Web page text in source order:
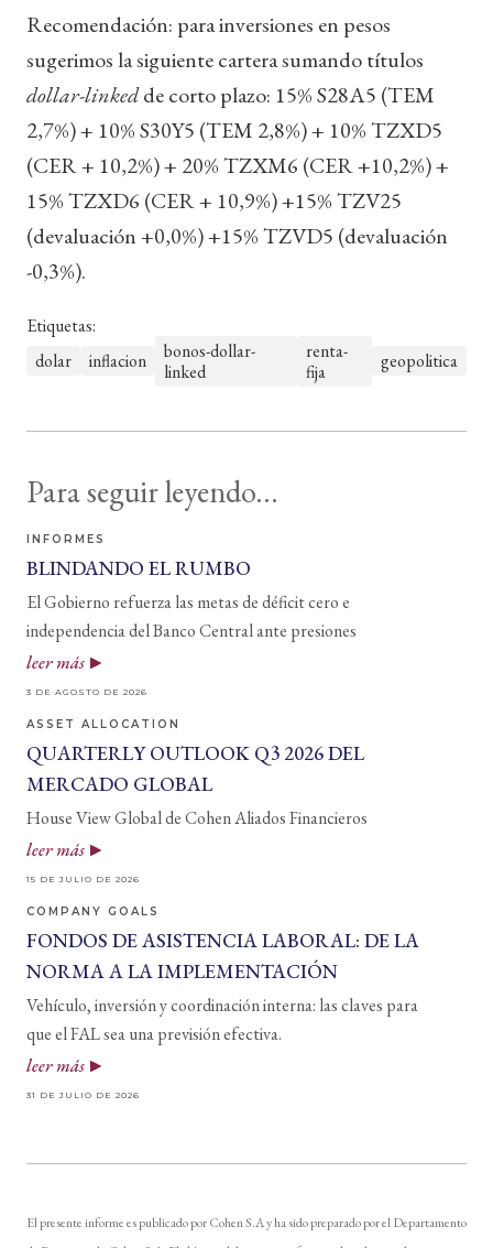
Recomendación: para inversiones en pesos
sugerimos la siguiente cartera sumando títulos
dollar-linkedde corto plazo: 15% S28A5 (TEM
2,7%) + 10% S30Y5 (TEM 2,8%) + 10% TZXD5
(CER + 10,2%) + 20% TZXM6 (CER +10,2%) +
15% TZXD6 (CER + 10,9%) +15% TZV25
(devaluación +0,0%) +15% TZVD5 (devaluación
-0,3%).
Etiquetas:
dolar
inflacion
bonos-dollar-
linked
renta-
fija
geopolitica
Para seguir leyendo...
INFORMES
BLINDANDO EL RUMBO
El Gobierno refuerza las metas de déficit cero e
independencia del Banco Central ante presiones
leer más
3 DE AGOSTO DE 2026
ASSET ALLOCATION
QUARTERLY OUTLOOK Q3 2026 DEL
MERCADO GLOBAL
House View Global de Cohen Aliados Financieros
leer más
15 DE JULIO DE 2026
COMPANY GOALS
FONDOS DE ASISTENCIA LABORAL: DE LA
NORMA A LA IMPLEMENTACIÓN
Vehículo, inversión y coordinación interna: las claves para
que el FAL sea una previsión efectiva.
leer más
31 DE JULIO DE 2026
El presente informe es publicado por Cohen S.A y ha sido preparado por el Departamento